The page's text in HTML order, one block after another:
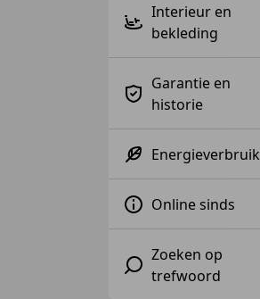
Interieur en
bekleding
Garantie en
historie
Energieverbruik
Online sinds
Zoeken op
trefwoord